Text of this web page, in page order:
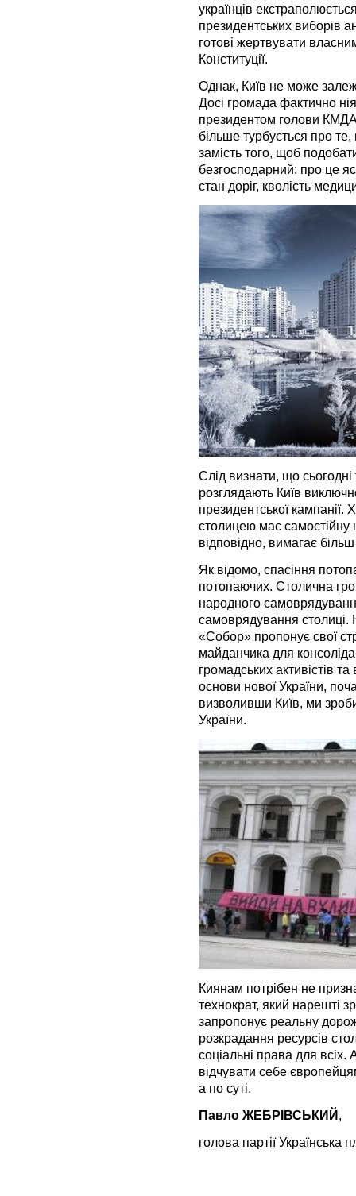
українців
президентських виборів
готові жертвувати
Конституції.
Однак, Київ не може
Досі громада фактично
президентом голови
більше турбується про
замість того, щоб
безгосподарний: про це
стан доріг, кволість
Слід визнати, що
розглядають Київ
президентської кампанії.
столицею має самостійну
відповідно, вимагає
Як відомо, спасіння
потопаючих. Столична
народного
самоврядування столиці.
«Собор» пропонує свої
майданчика для
громадських активістів
основи нової України,
визволивши Київ, ми
України.
Киянам потрібен не
технократ, який нарешті
запропонує реальну
розкрадання ресурсів
соціальні права для
відчувати себе
а по суті.
Павло ЖЕБРІВСЬКИЙ,
голова партії